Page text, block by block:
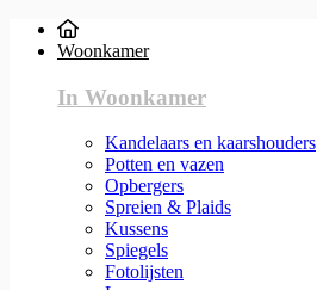
Woonkamer
In Woonkamer
Kandelaars en kaarshouders
Potten en vazen
Opbergers
Spreien & Plaids
Kussens
Spiegels
Fotolijsten